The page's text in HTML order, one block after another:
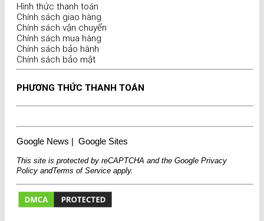
Hình thức thanh toán
Chính sách giao hàng
Chính sách vận chuyển
Chính sách mua hàng
Chính sách bảo hành
Chính sách bảo mật
PHƯƠNG THỨC THANH TOÁN
Google News | Google Sites
This site is protected by reCAPTCHA and the Google Privacy
Policy andTerms of Service apply.